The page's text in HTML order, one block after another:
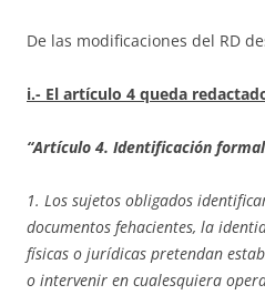
De las modificaciones del RD
i.- El artículo 4 queda
“Artículo 4. Identificación
1. Los sujetos obligados
documentos fehacientes, la
físicas o jurídicas pretendan
o intervenir en cualesquiera